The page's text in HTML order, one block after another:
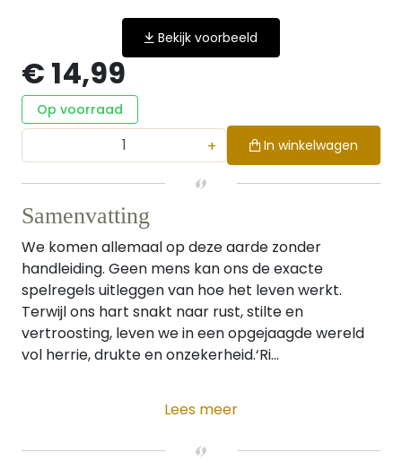
Bekijk voorbeeld
€ 14,99
Op voorraad
+ In winkelwagen
Samenvatting
We komen allemaal op deze aarde zonder
handleiding. Geen mens kan ons de exacte
spelregels uitleggen van hoe het leven werkt.
Terwijl ons hart snakt naar rust, stilte en
vertroosting, leven we in een opgejaagde wereld
vol herrie, drukte en onzekerheid.‘Ri...
Lees meer